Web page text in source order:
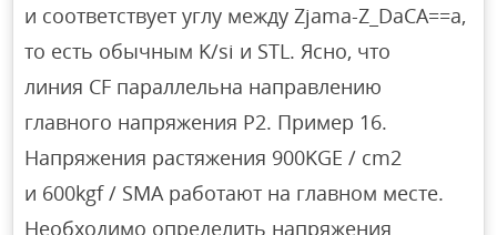
и соответствует углу между Zjama-Z_DaCA==a,
то есть обычным K/si и STL. Ясно, что
линия CF параллельна направлению
главного напряжения P2. Пример 16.
Напряжения растяжения 900KGE / cm2
и 600kgf / SMA работают на главном месте.
Необходимо определить напряжения